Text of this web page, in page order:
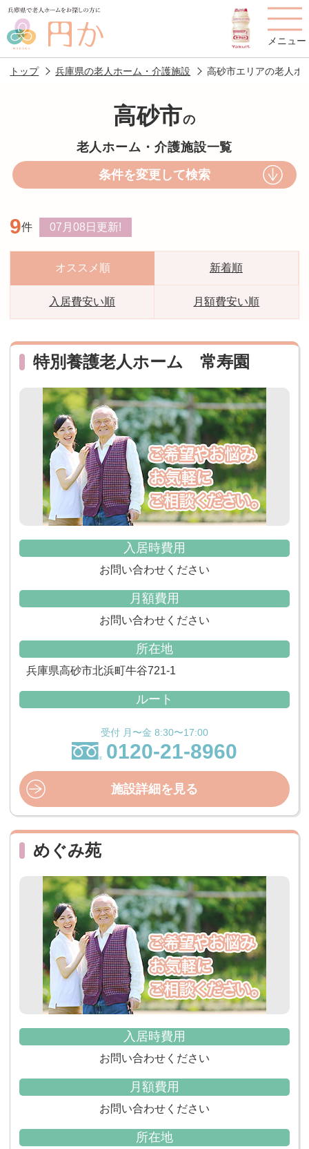
メニュー
老人ホームを
円かについて 費用について
老人ホームの種類
スタッフ紹介
おすすめ施設特集 施設関係者の方へ
トップ 兵庫県の老人ホーム・介護施設 高砂市エリアの老人ホ
高砂市の
老人ホーム・介護施設一覧
条件を変更して検索
9件 07月08日 更新!
オススメ順 新着順
入居費安い順 月額費安い順
特別養護老人ホーム 常寿園
入居時費用
お問い合わせください
月額費用
お問い合わせください
所在地
兵庫県高砂市北浜町牛谷721-1
ルート
受付 月〜金 8:30〜17:00
0120-21-8960
施設詳細を見る
めぐみ苑
入居時費用
お問い合わせください
月額費用
お問い合わせください
所在地